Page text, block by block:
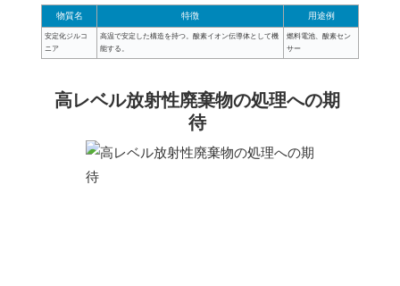
物質名 特徴 用途例
安定化ジルコ
ニア
高温で安定した構造を持つ。酸素イオン伝導体として機
能する。
燃料電池、酸素セン
サー
高レベル放射性廃棄物の処理への期
待